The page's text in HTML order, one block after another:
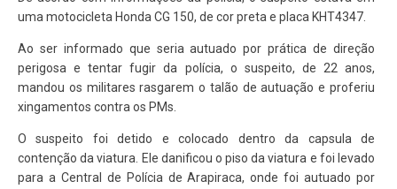
uma motocicleta Honda CG 150, de cor preta e placa KHT4347.
Ao ser informado que seria autuado por prática de direção
perigosa e tentar fugir da polícia, o suspeito, de 22 anos,
mandou os militares rasgarem o talão de autuação e proferiu
xingamentos contra os PMs.
O suspeito foi detido e colocado dentro da capsula de
contenção da viatura. Ele danificou o piso da viatura e foi levado
para a Central de Polícia de Arapiraca, onde foi autuado por